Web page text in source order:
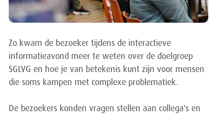
Zo kwam de bezoeker tijdens de interactieve
informatieavond meer te weten over de doelgroep
SGLVG en hoe je van betekenis kunt zijn voor mensen
die soms kampen met complexe problematiek.
De bezoekers konden vragen stellen aan collega's en